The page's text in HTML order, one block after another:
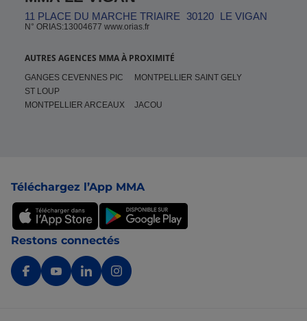
11 PLACE DU MARCHE TRIAIRE 30120 LE VIGAN
N° ORIAS:13004677 www.orias.fr
AUTRES AGENCES MMA À PROXIMITÉ
GANGES CEVENNES PIC
ST LOUP
MONTPELLIER SAINT GELY
MONTPELLIER ARCEAUX JACOU
Téléchargez l’App MMA
Restons connectés